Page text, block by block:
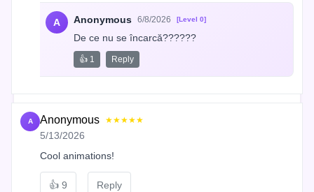
A Anonymous 6/8/2026 [Level 0]
De ce nu se încarcă??????
👍 1 Reply
A Anonymous ★★★★★
5/13/2026
Cool animations!
👍 9 Reply